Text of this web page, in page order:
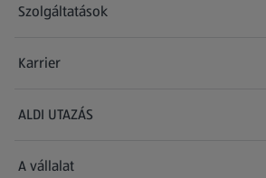
Szolgáltatások
Karrier
(új oldalon nyílik meg)
ALDI UTAZÁS
(új oldalon nyílik meg)
A vállalat